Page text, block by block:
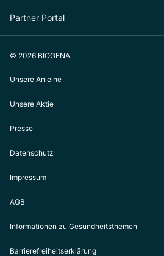
Partner Portal
© 2026 BIOGENA
Unsere Anleihe
Unsere Aktie
Presse
Datenschutz
Impressum
AGB
Informationen zu Gesundheitsthemen
Barrierefreiheitserklärung